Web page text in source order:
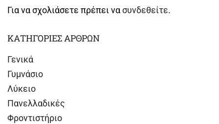
Για να σχολιάσετε πρέπει νασυνδεθείτε.
ΚΑΤΗΓΟΡΙΕΣ ΑΡΘΡΩΝ
Γενικά
Γυμνάσιο
Λύκειο
Πανελλαδικές
Φροντιστήριο